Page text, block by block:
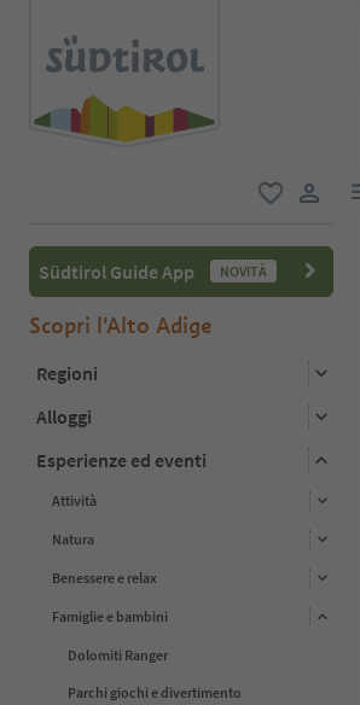
Südtirol Guide App NOVITÀ
Scopri l'Alto Adige
Regioni
Alloggi
Esperienze ed eventi
Attività
Natura
Benessere e relax
Famiglie e bambini
Dolomiti Ranger
Parchi giochi e divertimento